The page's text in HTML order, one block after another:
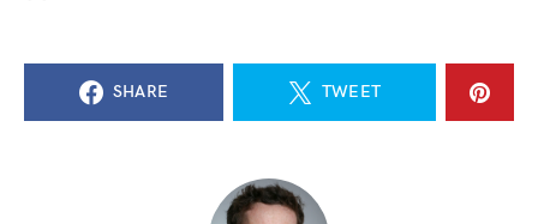
SHARE TWEET